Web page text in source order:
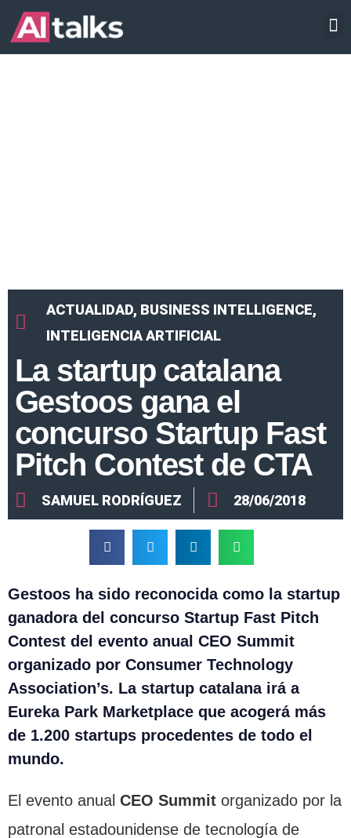
ACTUALIDAD, BUSINESS INTELLIGENCE,
INTELIGENCIA ARTIFICIAL
La startup catalana
Gestoos gana el
concurso Startup Fast
Pitch Contest de CTA
SAMUEL RODRÍGUEZ 28/06/2018
Gestoos ha sido reconocida como la startup
ganadora del concurso Startup Fast Pitch
Contest del evento anual CEO Summit
organizado por Consumer Technology
Association’s. La startup catalana irá a
Eureka Park Marketplace que acogerá más
de 1.200 startups procedentes de todo el
mundo.
El evento anual CEO Summit organizado por la
patronal estadounidense de tecnología de